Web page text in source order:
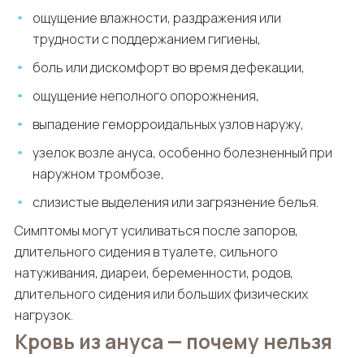
ощущение влажности, раздражения или
трудности с поддержанием гигиены,
боль или дискомфорт во время дефекации,
ощущение неполного опорожнения,
выпадение геморроидальных узлов наружу,
узелок возле ануса, особенно болезненный при
наружном тромбозе,
слизистые выделения или загрязнение белья.
Симптомы могут усиливаться после запоров,
длительного сидения в туалете, сильного
натуживания, диареи, беременности, родов,
длительного сидения или больших физических
нагрузок.
Кровь из ануса — почему нельзя